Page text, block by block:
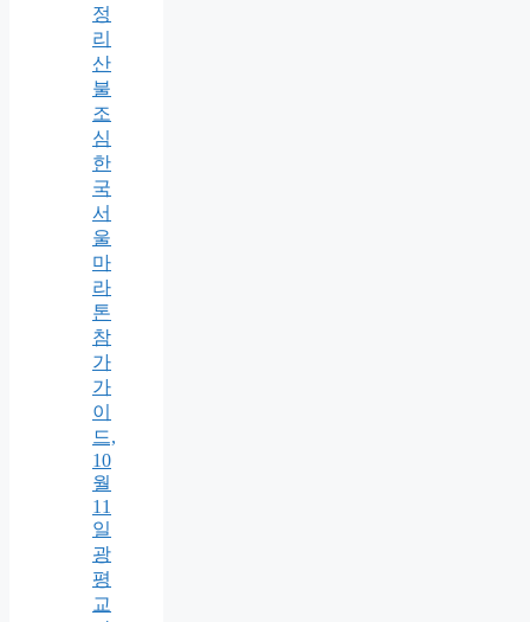
정
리
산
불
조
심
한
국
서
울
마
라
톤
참
가
가
이
드,
10
월
11
일
광
평
교